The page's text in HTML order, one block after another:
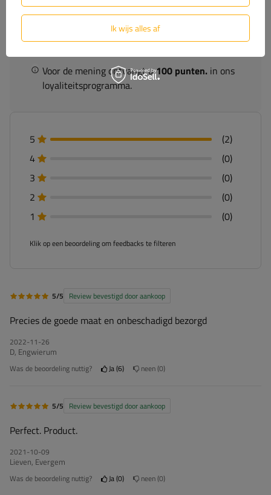
Voeg uw beoordeling toe
Voor de mening ontvangt u100 punten. in ons
loyaliteitsprogramma.
Toon alleen beoordelingen bevestigd door een aankoop
5
(2)
4
(0)
3
(0)
2
(0)
1
(0)
Klik op een beoordeling om feedbacks te filteren
5/5 Review bevestigd door aankoop
Precies de goede maat en onbeschadigd bezorgd
2022-11-26
D, Engwierum
Was de beoordeling nuttig? Ja 6 neen 0
5/5 Review bevestigd door aankoop
Perfect. Product.
2021-10-09
Lieven, Evergem
Was de beoordeling nuttig? Ja 0 neen 0
Ik wijs alles af